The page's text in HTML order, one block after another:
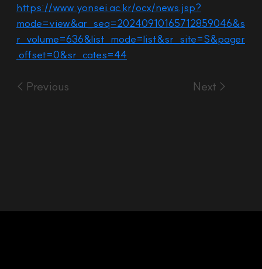
https://www.yonsei.ac.kr/ocx/news.jsp?
mode=view&ar_seq=20240910165712859046&s
r_volume=636&list_mode=list&sr_site=S&pager
.offset=0&sr_cates=44
< Previous Next >